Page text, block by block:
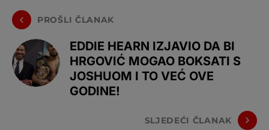
PROŠLI ČLANAK
EDDIE HEARN IZJAVIO DA BI
HRGOVIĆ MOGAO BOKSATI S
JOSHUOM I TO VEĆ OVE
GODINE!
SLJEDEĆI ČLANAK